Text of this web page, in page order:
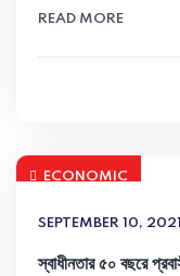
READ MORE
ECONOMIC
SEPTEMBER 10, 2021
স্বাধীনতার ৫০ বছরে